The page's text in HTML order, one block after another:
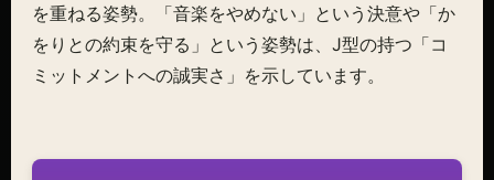
を重ねる姿勢。「音楽をやめない」という決意や「か
をりとの約束を守る」という姿勢は、J型の持つ「コ
ミットメントへの誠実さ」を示しています。